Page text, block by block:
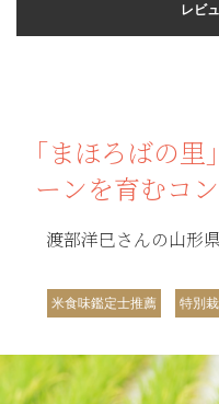
レビ
「まほろばの
ーンを育むコ
渡部洋巳さんの山形
米食味鑑定士推薦 特別